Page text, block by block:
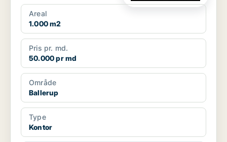
masser...
Areal
1.000 m2
Pris pr. md.
50.000 pr md
Område
Ballerup
Type
Kontor